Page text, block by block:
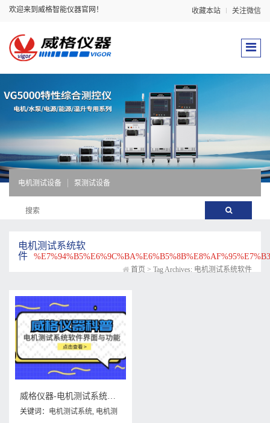
欢迎来到威格智能仪器官网！ 收藏本站 关注微信
电机测试设备 泵测试设备
电机测试系统软
件
首页 > Tag Archives: 电机测试系统软件
威格仪器-电机测试系统软件界面与功能
关键词： 电机测试系统, 电机测